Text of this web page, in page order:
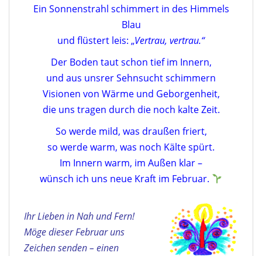
Ein Sonnenstrahl schimmert in des Himmels
Blau
und flüstert leis: „Vertrau, vertrau.“
Der Boden taut schon tief im Innern,
und aus unsrer Sehnsucht schimmern
Visionen von Wärme und Geborgenheit,
die uns tragen durch die noch kalte Zeit.
So werde mild, was draußen friert,
so werde warm, was noch Kälte spürt.
Im Innern warm, im Außen klar –
wünsch ich uns neue Kraft im Februar.
Ihr Lieben in Nah und Fern!
Möge dieser Februar uns
Zeichen senden – einen